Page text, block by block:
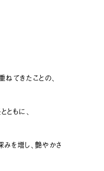
ねてきたことの、
もに、
を増し、艶やかさ